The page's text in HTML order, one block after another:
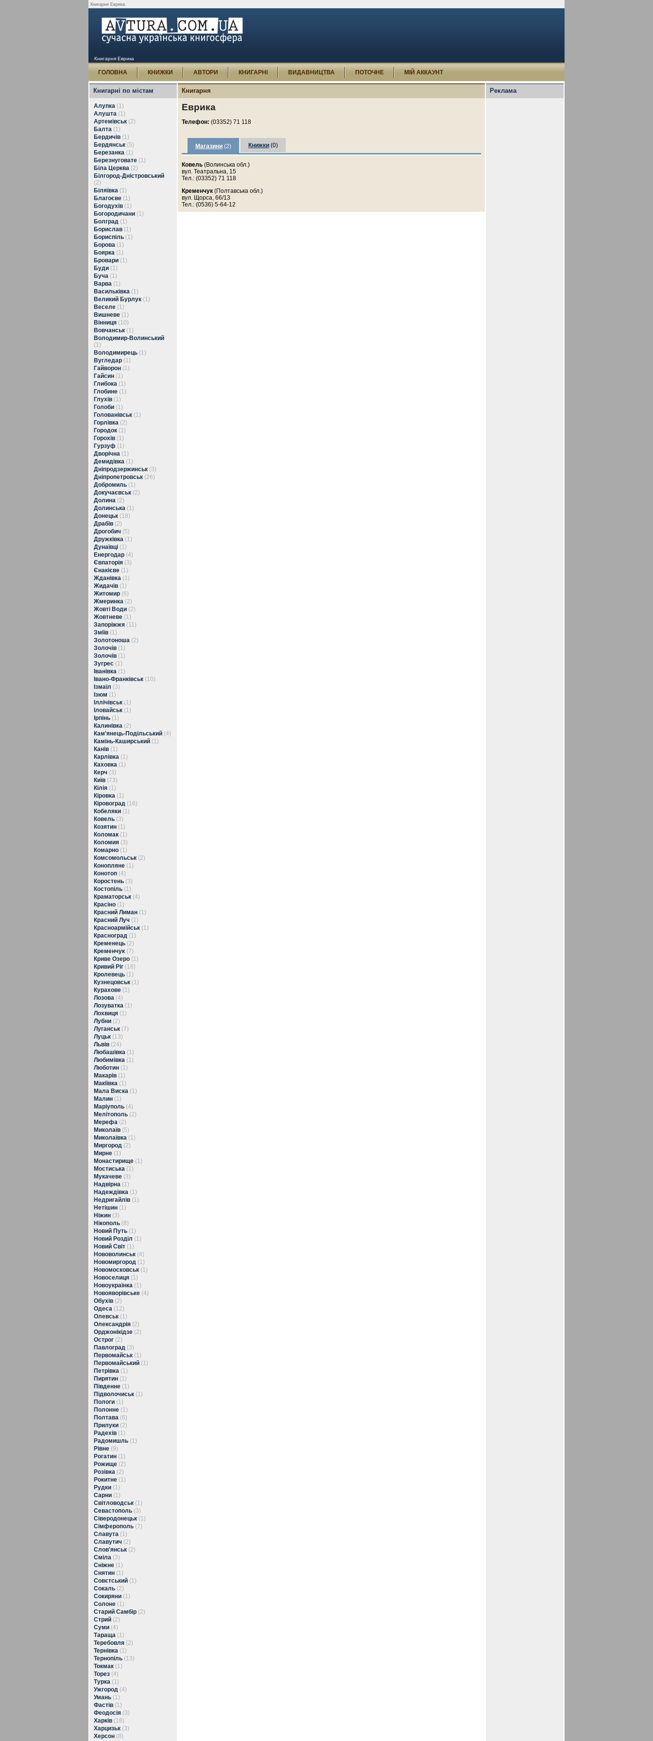
Книгарня Еврика.
Книгарня Еврика
ГОЛОВНА КНИЖКИ АВТОРИ КНИГАРНІ ВИДАВНИЦТВА ПОТОЧНЕ МІЙ АККАУНТ
Книгарні по містам
Алупка (1)
Алушта (1)
Артемівськ (2)
Балта (1)
Бердичів (1)
Бердянськ (5)
Березанка (1)
Березнуговате (1)
Біла Церква (2)
Білгород-Дністровський
(2)
Біляївка (1)
Благоєве (1)
Богодухів (1)
Богородичани (1)
Болград (1)
Борислав (1)
Бориспіль (1)
Борова (1)
Боярка (1)
Бровари (1)
Буди (1)
Буча (1)
Варва (1)
Васильківка (1)
Великий Бурлук (1)
Веселе (1)
Вишневе (1)
Вінниця (10)
Вовчанськ (1)
Володимир-Волинський
(1)
Володимирець (1)
Вугледар (1)
Гайворон (1)
Гайсин (1)
Глибока (1)
Глобине (1)
Глухів (1)
Голоби (1)
Голованівськ (1)
Горлівка (2)
Городок (1)
Горохів (1)
Гурзуф (1)
Дворічна (1)
Демидівка (1)
Дніпродзержинськ (3)
Дніпропетровськ (26)
Добромиль (1)
Докучаєвськ (2)
Долина (2)
Долинська (1)
Донецьк (18)
Драбів (2)
Дрогобич (5)
Дружківка (1)
Дунаївці (1)
Енергодар (4)
Євпаторія (3)
Єнакієве (1)
Жданівка (1)
Жидачів (1)
Житомир (6)
Жмеринка (2)
Жовті Води (2)
Жовтневе (1)
Запоріжжя (11)
Зміїв (1)
Золотоноша (2)
Золочів (1)
Золочів (1)
Зугрес (1)
Іванівка (1)
Івано-Франківськ (10)
Ізмаїл (3)
Ізюм (1)
Іллічівськ (1)
Іловайськ (1)
Ірпінь (1)
Калинівка (2)
Кам'янець-Подільський (4)
Камінь-Каширський (1)
Канів (1)
Карлівка (1)
Каховка (1)
Керч (3)
Київ (73)
Кілія (1)
Кіровка (1)
Кіровоград (16)
Кобеляки (1)
Ковель (3)
Козятин (1)
Коломак (1)
Коломия (3)
Комарно (1)
Комсомольськ (2)
Конопляне (1)
Конотоп (4)
Коростень (3)
Костопіль (1)
Краматорськ (4)
Красіно (1)
Красний Лиман (1)
Красний Луч (1)
Красноармійськ (1)
Красноград (1)
Кременець (2)
Кременчук (7)
Криве Озеро (1)
Кривий Ріг (18)
Кролевець (1)
Кузнецовськ (1)
Курахове (1)
Лозова (4)
Лозуватка (1)
Лохвиця (1)
Лубни (2)
Луганськ (7)
Луцьк (13)
Львів (24)
Любашівка (1)
Любимівка (1)
Люботин (1)
Макарів (1)
Макіївка (1)
Мала Виска (1)
Малин (1)
Маріуполь (4)
Мелітополь (2)
Мерефа (2)
Миколаїв (5)
Миколаївка (1)
Миргород (2)
Мирне (1)
Монастирище (1)
Мостиська (1)
Мукачеве (3)
Надвірна (1)
Надеждівка (1)
Недригайлів (1)
Нетішин (1)
Ніжин (3)
Нікополь (8)
Новий Путь (1)
Новий Розділ (1)
Новий Світ (1)
Нововолинськ (4)
Новомиргород (1)
Новомосковськ (1)
Новоселиця (1)
Новоукраїнка (1)
Новояворівське (4)
Обухів (2)
Одеса (12)
Олевськ (1)
Олександрія (2)
Орджонікідзе (2)
Острог (2)
Павлоград (3)
Первомайськ (1)
Первомайський (1)
Петрівка (1)
Пирятин (1)
Південне (1)
Підволочиськ (1)
Пологи (1)
Полонне (1)
Полтава (6)
Прилуки (2)
Радехів (1)
Радомишль (1)
Рівне (9)
Рогатин (1)
Рожище (2)
Розівка (2)
Рокитне (1)
Рудки (1)
Сарни (1)
Світловодськ (1)
Севастополь (3)
Сіверодонецьк (1)
Сімферополь (7)
Славута (1)
Славутич (2)
Слов'янськ (2)
Сміла (3)
Сніжне (1)
Снятин (1)
Совєтський (1)
Сокаль (2)
Сокиряни (1)
Солоне (1)
Старий Самбір (2)
Стрий (2)
Суми (4)
Тараща (1)
Теребовля (2)
Тернівка (1)
Тернопіль (13)
Токмак (1)
Торез (4)
Турка (1)
Ужгород (4)
Умань (1)
Фастів (1)
Феодосія (3)
Харків (18)
Харцизьк (3)
Херсон (8)
Книгарня
Еврика
Телефон: (03352) 71 118
Магазини (2) Книжки (0)
Ковель (Волинська обл.)
вул. Театральна, 15
Тел.: (03352) 71 118
Кременчук (Полтавська обл.)
вул. Щорса, 66/13
Тел.: (0536) 5-64-12
Реклама